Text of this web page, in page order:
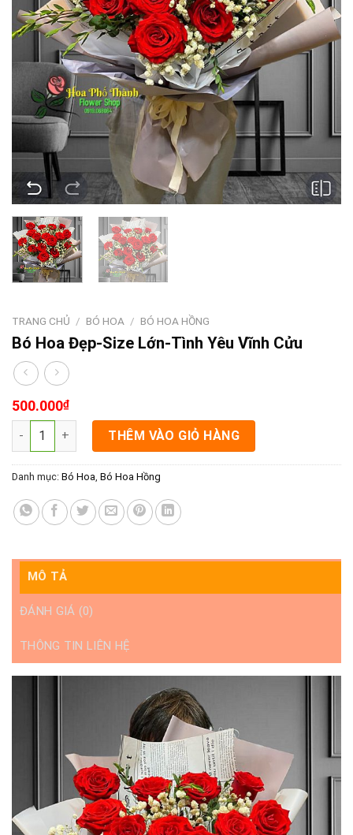
TRANG CHỦ / BÓ HOA / BÓ HOA HỒNG
Bó Hoa Đẹp-Size Lớn-Tình Yêu Vĩnh Cửu
500.000₫
Bó Hoa Đẹp-Size Lớn-Tình Yêu Vĩnh Cửu số lượng
THÊM VÀO GIỎ HÀNG
Danh mục: Bó Hoa Bó Hoa Hồng
MÔ TẢ
ĐÁNH GIÁ (0)
THÔNG TIN LIÊN HỆ